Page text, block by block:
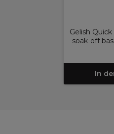
Gelish
soak-off
In